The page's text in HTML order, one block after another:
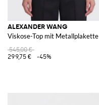
ALEXANDER WANG
Viskose-Top mit Metallplakette
545,00 €
299,75 €
-45%